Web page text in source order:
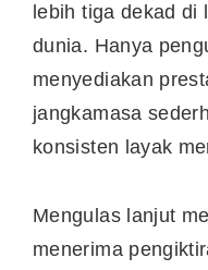
lebih tiga dekad di
dunia. Hanya
menyediakan
jangkamasa
konsisten layak
Mengulas lanjut
menerima